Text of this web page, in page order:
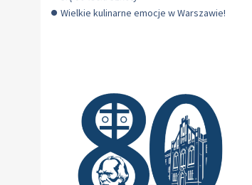
Wielkie kulinarne emocje w Warszawie!